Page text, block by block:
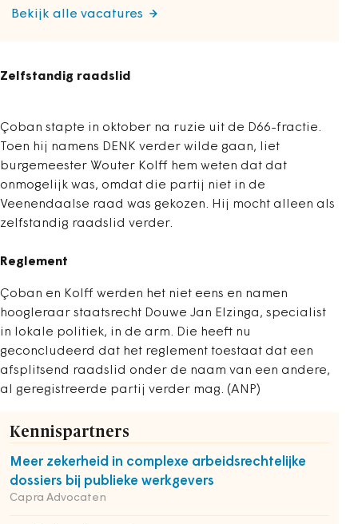
Bekijk alle vacatures
Zelfstandig raadslid
Çoban stapte in oktober na ruzie uit de D66-fractie.
Toen hij namens DENK verder wilde gaan, liet
burgemeester Wouter Kolff hem weten dat dat
onmogelijk was, omdat die partij niet in de
Veenendaalse raad was gekozen. Hij mocht alleen als
zelfstandig raadslid verder.
Reglement
Çoban en Kolff werden het niet eens en namen
hoogleraar staatsrecht Douwe Jan Elzinga, specialist
in lokale politiek, in de arm. Die heeft nu
geconcludeerd dat het reglement toestaat dat een
afsplitsend raadslid onder de naam van een andere,
al geregistreerde partij verder mag. (ANP)
Kennispartners
Meer zekerheid in complexe arbeidsrechtelijke
dossiers bij publieke werkgevers
Capra Advocaten